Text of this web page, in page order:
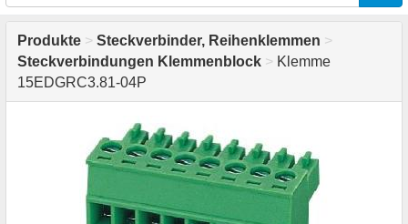
Produkte > Steckverbinder, Reihenklemmen >
Steckverbindungen Klemmenblock > Klemme
15EDGRC3.81-04P